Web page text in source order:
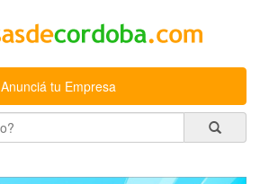
Anunciá tu Empresa